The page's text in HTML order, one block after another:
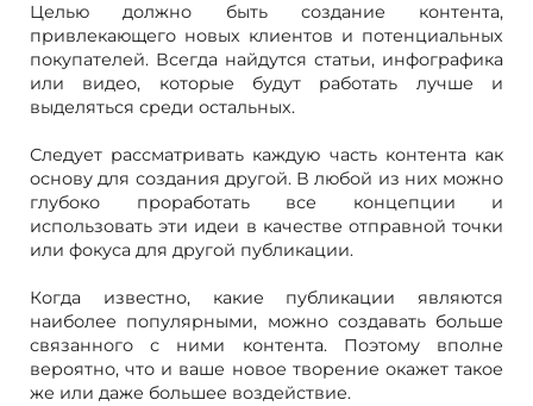
Целью должно быть создание контента,
привлекающего новых клиентов и потенциальных
покупателей. Всегда найдутся статьи, инфографика
или видео, которые будут работать лучше и
выделяться среди остальных.
Следует рассматривать каждую часть контента как
основу для создания другой. В любой из них можно
глубоко проработать все концепции и
использовать эти идеи в качестве отправной точки
или фокуса для другой публикации.
Когда известно, какие публикации являются
наиболее популярными, можно создавать больше
связанного с ними контента. Поэтому вполне
вероятно, что и ваше новое творение окажет такое
же или даже большее воздействие.